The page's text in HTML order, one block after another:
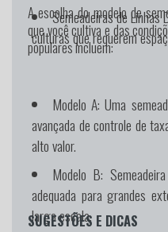
Semeadeiras de Linhas
culturas que requerem
A escolha do modelo de
que você cultiva e das
populares incluem:
Modelo A: Uma
avançada de controle de
alto valor.
Modelo B:
adequada para grandes
larga escala.
SUGESTÕES E DICAS